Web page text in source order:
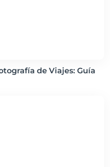
de Viajes: Guía